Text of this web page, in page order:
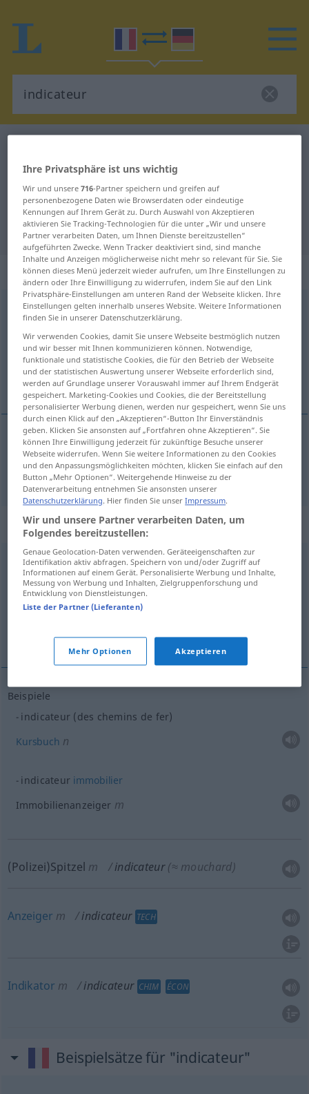
Französisch-Deutsch Übersetzung
für "indicateur"
"indicateur" Deutsch Übersetzung
„indicateur“: adjectif (qualificatif)
indicateur [ɛ̃dikatœʀ]adj <-trice [-tʀis]>
Übersicht aller Übersetzungen
(Für mehr Details die Übersetzung anklicken/antippen)
Hinweis…
Hinweis… indicateur
„indicateur“: masculin
indicateur [ɛ̃dikatœʀ]m
Übersicht aller Übersetzungen
(Für mehr Details die Übersetzung anklicken/antippen)
Polizeispitzel Anzeiger Indikator
Beispiele
indicateur (des chemins de fer)
Kursbuch n
indicateur immobilier
Immobilienanzeiger m
(Polizei)Spitzel m indicateur (≈ mouchard)
Anzeiger m indicateur TECH
Indikator m indicateur CHIM ÉCON
Beispielsätze für "indicateur"
Ihre Privatsphäre ist uns wichtig
Wir und unsere716-Partner speichern und greifen auf
personenbezogene Daten wie Browserdaten oder eindeutige
Kennungen auf Ihrem Gerät zu. Durch Auswahl von Akzeptieren
aktivieren Sie Tracking-Technologien für die unter „Wir und unsere
Partner verarbeiten Daten, um Ihnen Dienste bereitzustellen“
aufgeführten Zwecke. Wenn Tracker deaktiviert sind, sind manche
Inhalte und Anzeigen möglicherweise nicht mehr so relevant für Sie. Sie
können dieses Menü jederzeit wieder aufrufen, um Ihre Einstellungen zu
ändern oder Ihre Einwilligung zu widerrufen, indem Sie auf den Link
Privatsphäre-Einstellungen am unteren Rand der Webseite klicken. Ihre
Einstellungen gelten innerhalb unseres Website. Weitere Informationen
finden Sie in unserer Datenschutzerklärung.
Wir verwenden Cookies, damit Sie unsere Webseite bestmöglich nutzen
und wir besser mit Ihnen kommunizieren können. Notwendige,
funktionale und statistische Cookies, die für den Betrieb der Webseite
und der statistischen Auswertung unserer Webseite erforderlich sind,
werden auf Grundlage unserer Vorauswahl immer auf Ihrem Endgerät
gespeichert. Marketing-Cookies und Cookies, die der Bereitstellung
personalisierter Werbung dienen, werden nur gespeichert, wenn Sie uns
durch einen Klick auf den „Akzeptieren“-Button Ihr Einverständnis
geben. Klicken Sie ansonsten auf „Fortfahren ohne Akzeptieren“. Sie
können Ihre Einwilligung jederzeit für zukünftige Besuche unserer
Webseite widerrufen. Wenn Sie weitere Informationen zu den Cookies
und den Anpassungsmöglichkeiten möchten, klicken Sie einfach auf den
Button „Mehr Optionen“. Weitergehende Hinweise zu der
Datenverarbeitung entnehmen Sie ansonsten unserer
Datenschutzerklärung. Hier finden Sie unserImpressum.
Wir und unsere Partner verarbeiten Daten, um
Folgendes bereitzustellen:
Genaue Geolocation-Daten verwenden. Geräteeigenschaften zur
Identifikation aktiv abfragen. Speichern von und/oder Zugriff auf
Informationen auf einem Gerät. Personalisierte Werbung und Inhalte,
Messung von Werbung und Inhalten, Zielgruppenforschung und
Entwicklung von Dienstleistungen.
Liste der Partner (Lieferanten)
Mehr Optionen Akzeptieren